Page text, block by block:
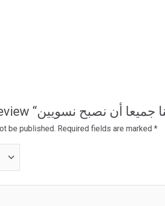
be published. Required fields are marked*